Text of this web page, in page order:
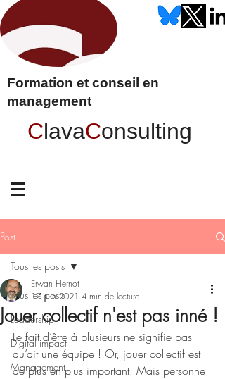
Formation et conseil en
management
ClavaConsulting
Post
Tous les posts
Leadership
Digital impact
Management
Tous les posts
Jouer collectif n'est pas inné !
Erwan Hernot
17 juin 2021 4 min de lecture
Le fait d’être à plusieurs ne signifie pas
qu’ait une équipe ! Or, jouer collectif est
de plus en plus important. Mais personne